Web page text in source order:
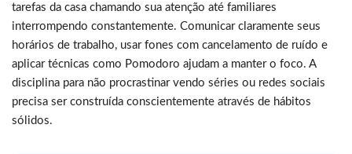
tarefas da casa chamando sua atenção até familiares
interrompendo constantemente. Comunicar claramente seus
horários de trabalho, usar fones com cancelamento de ruído e
aplicar técnicas como Pomodoro ajudam a manter o foco. A
disciplina para não procrastinar vendo séries ou redes sociais
precisa ser construída conscientemente através de hábitos
sólidos.